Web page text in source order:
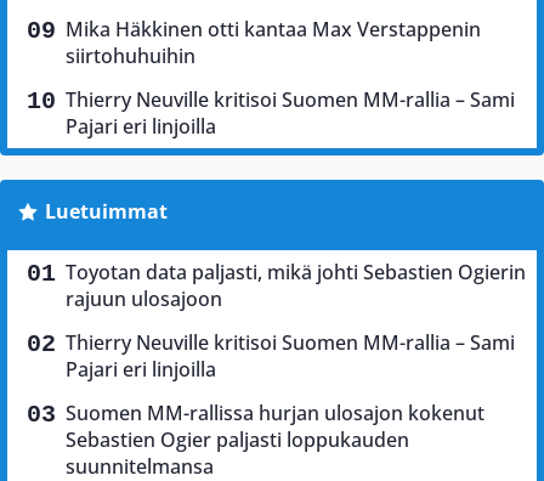
Mika Häkkinen otti kantaa Max Verstappenin
siirtohuhuihin
Thierry Neuville kritisoi Suomen MM-rallia – Sami
Pajari eri linjoilla
Luetuimmat
Toyotan data paljasti, mikä johti Sebastien Ogierin
rajuun ulosajoon
Thierry Neuville kritisoi Suomen MM-rallia – Sami
Pajari eri linjoilla
Suomen MM-rallissa hurjan ulosajon kokenut
Sebastien Ogier paljasti loppukauden
suunnitelmansa